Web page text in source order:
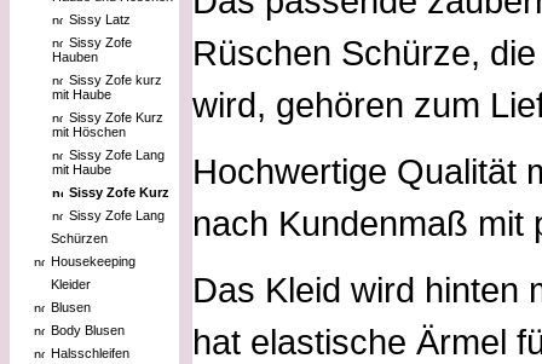
Sissy Latz
Sissy Zofe
Hauben
Sissy Zofe kurz
mit Haube
Sissy Zofe Kurz
mit Höschen
Sissy Zofe Lang
mit Haube
Sissy Zofe Kurz
Sissy Zofe Lang
Schürzen
Housekeeping
Kleider
Blusen
Body Blusen
Halsschleifen
Rüschen Schürze,
wird, gehören zum
Hochwertige Qualität
nach Kundenmaß mit
Das Kleid wird hinten
hat elastische Ärmel